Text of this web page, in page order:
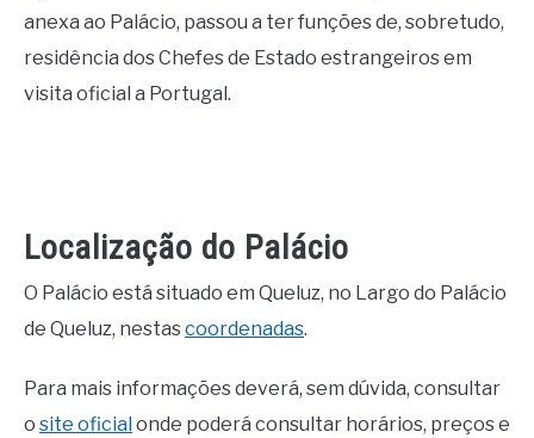
anexa ao Palácio, passou a ter funções de, sobretudo,
residência dos Chefes de Estado estrangeiros em
visita oficial a Portugal.
Localização do Palácio
O Palácio está situado em Queluz, no Largo do Palácio
de Queluz, nestascoordenadas.
Para mais informações deverá, sem dúvida, consultar
o site oficial onde poderá consultar horários, preços e